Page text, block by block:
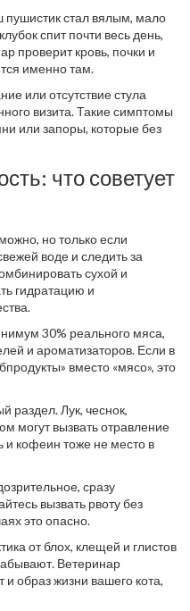
стал вялым, мало
спит почти весь день,
проверит кровь, почки и
именно там.
или отсутствие стула
визита. Такие симптомы
или запоры, которые без
что советует
но только если
воде и следить за
сухой и
гидратацию и
30% реального мяса,
и ароматизаторов. Если в
вместо «мясо», это
раздел. Лук, чеснок,
могут вызвать отравление
и кофеин тоже не место в
сразу
вызвать рвоту без
это опасно.
от блох, клещей и глистов
Ветеринар
образ жизни вашего кота,